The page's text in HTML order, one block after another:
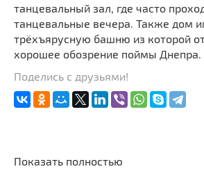
танцевальный зал, где часто
танцевальные вечера. Также дом
трёхъярусную башню из которой
хорошее обозрение поймы Днепра.
Поделись с друзьями!
Показать полностью